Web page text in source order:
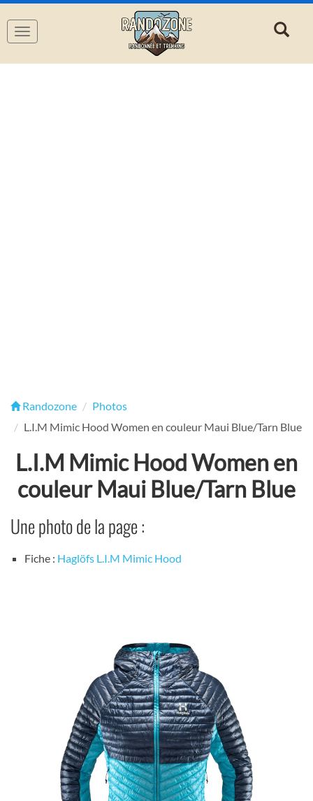
Navigation
Randozone
Photos
L.I.M Mimic Hood Women en couleur Maui Blue/Tarn Blue
L.I.M Mimic Hood Women en
couleur Maui Blue/Tarn Blue
Une photo de la page :
Fiche : Haglöfs L.I.M Mimic Hood